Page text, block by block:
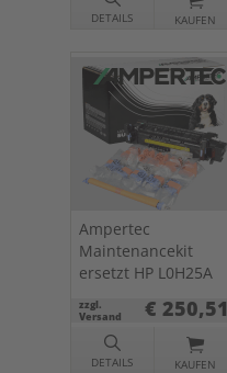
DETAILS KAUFEN
Ampertec
Maintenancekit
ersetzt HP L0H25A
zzgl.
Versand
€ 250,51
DETAILS KAUFEN